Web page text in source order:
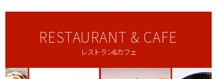
RESTAURANT & CAFE
レストラン&カフェ